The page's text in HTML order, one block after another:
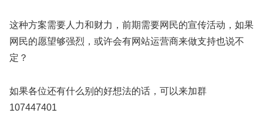
这种方案需要人力和财力，前期需要网民的宣传活动，如果
网民的愿望够强烈，或许会有网站运营商来做支持也说不
定？
如果各位还有什么别的好想法的话，可以来加群
107447401